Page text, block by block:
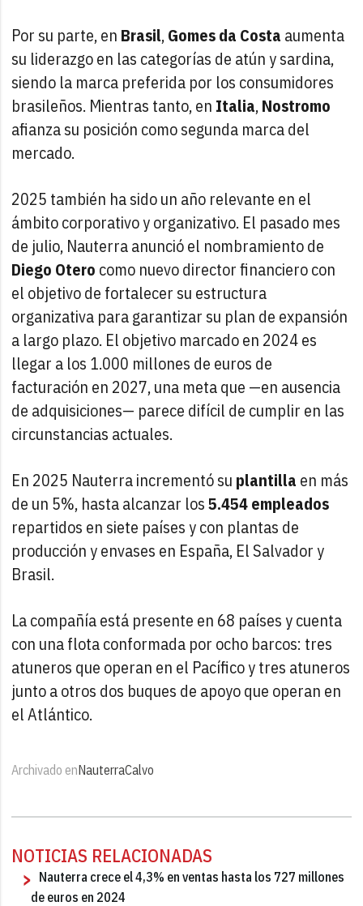
Por su parte, en Brasil,Gomes da Costa aumenta
su liderazgo en las categorías de atún y sardina,
siendo la marca preferida por los consumidores
brasileños. Mientras tanto, en Italia,Nostromo
afianza su posición como segunda marca del
mercado.
2025 también ha sido un año relevante en el
ámbito corporativo y organizativo. El pasado mes
de julio, Nauterra anunció el nombramiento de
Diego Otero como nuevo director financiero con
el objetivo de fortalecer su estructura
organizativa para garantizar su plan de expansión
a largo plazo. El objetivo marcado en 2024 es
llegar a los 1.000 millones de euros de
facturación en 2027, una meta que —en ausencia
de adquisiciones— parece difícil de cumplir en las
circunstancias actuales.
En 2025 Nauterra incrementó su plantilla en más
de un 5%, hasta alcanzar los5.454 empleados
repartidos en siete países y con plantas de
producción y envases en España, El Salvador y
Brasil.
La compañía está presente en 68 países y cuenta
con una flota conformada por ocho barcos: tres
atuneros que operan en el Pacífico y tres atuneros
junto a otros dos buques de apoyo que operan en
el Atlántico.
Archivado enNauterraCalvo
NOTICIAS RELACIONADAS
Nauterra crece el 4,3% en ventas hasta los 727 millones
de euros en 2024